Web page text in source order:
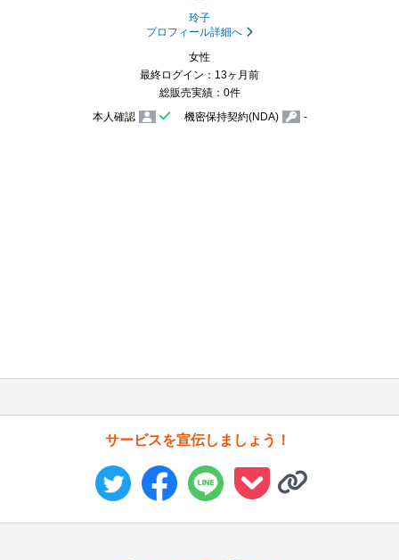
玲子
プロフィール詳細へ
女性
最終ログイン：13ヶ月前
総販売実績：0件
本人確認
機密保持契約(NDA) -
サービスを宣伝しましょう！